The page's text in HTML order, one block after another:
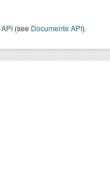
API (see Documente API).